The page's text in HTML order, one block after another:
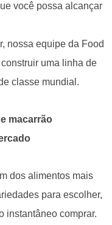
você possa alcançar
nossa equipe da Food
uma linha de
classe mundial.
macarrão
dos alimentos mais
para escolher,
instantâneo comprar.